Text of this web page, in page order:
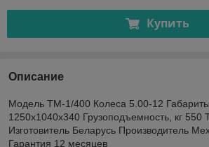
Купить
Описание
Модель ТМ-1/400 Колеса 5.00-12
1250х1040х340 Грузоподъемность, кг 550
Изготовитель Беларусь Производитель
Гарантия 12 месяцев